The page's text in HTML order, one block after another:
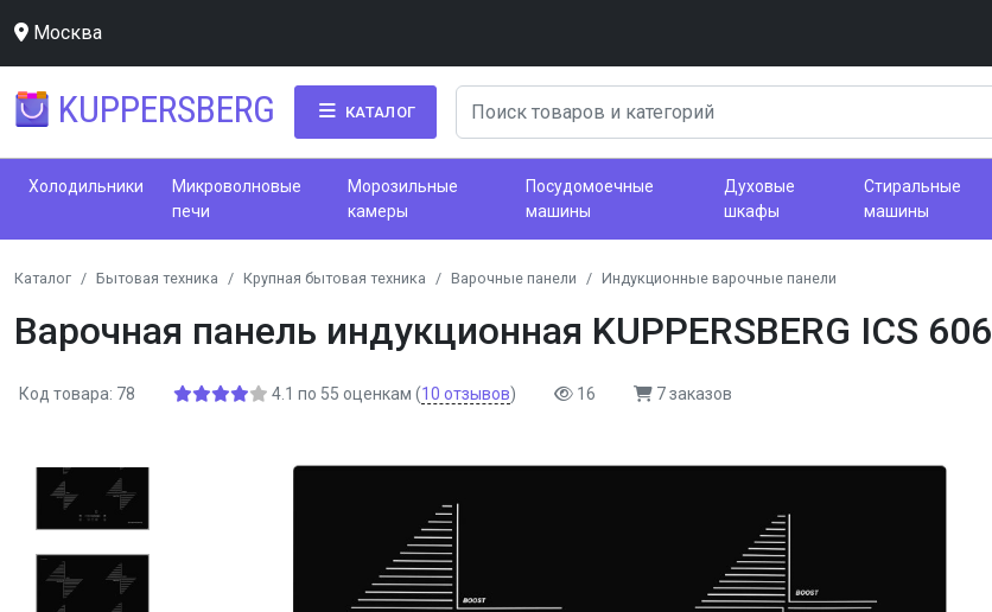
Москва
KUPPERSBERG КАТАЛОГ
Холодильники
Микроволновые
печи
Морозильные
камеры
Посудомоечные
машины
Духовые
шкафы
Стиральные
машины
Каталог Бытовая техника Крупная бытовая техника Варочные панели Индукционные варочные панели
Варочная панель индукционная KUPPERSBERG ICS 606
Код товара: 78 4.1 по 55 оценкам (10 отзывов) 16 7 заказов